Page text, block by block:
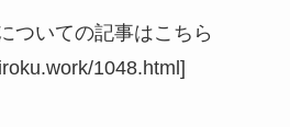
ついての記事はこちら
1048.html]